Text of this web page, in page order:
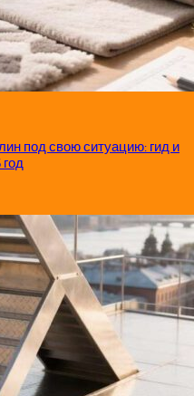
под свою ситуацию: гид и